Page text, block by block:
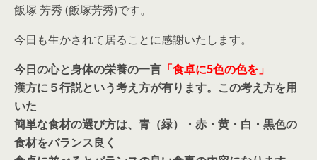
飯塚 芳秀 (飯塚芳秀)です。
今日も生かされて居ることに感謝いたします。
今日の心と身体の栄養の一言 「食卓に5色の色を」
漢方に５行説という考え方が有ります。この考え方を用
いた
簡単な食材の選び方は、青（緑）・赤・黄・白・黒色の
食材をバランス良く